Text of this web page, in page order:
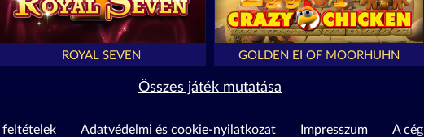
ROYAL SEVEN GOLDEN EI OF MOORHUHN
Összes játék mutatása
feltételek Adatvédelmi és cookie-nyilatkozat Impresszum A cég